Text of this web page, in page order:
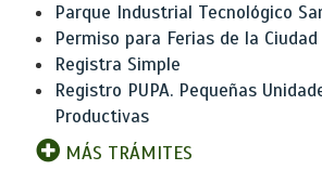
Parque Industrial Tecnológico
Permiso para Ferias de la Ciudad
Registra Simple
Registro PUPA. Pequeñas
Productivas
MÁS TRÁMITES